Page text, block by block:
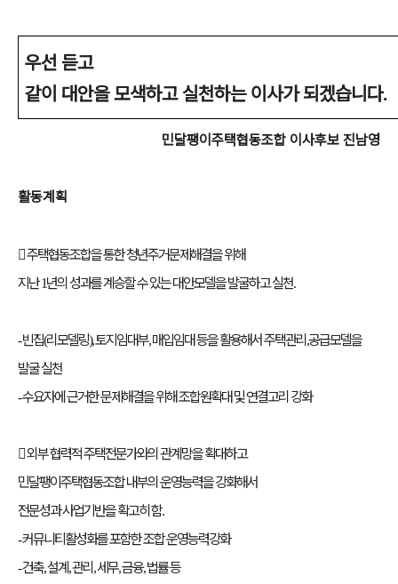
우선 듣고
같이 대안을 모색하고 실천하는 이사가 되겠습니다.
민달팽이주택협동조합 이사후보 진남영
활동계획
주택협동조합을 통한 청년주거문제해결을 위해
지난1년의 성과를 계승할 수 있는 대안모델을 발굴하고 실천.
-빈집(리모델링),토지임대부,매입임대 등을 활용해서 주택관리 ,공급모델을
발굴 실천
-수요자에 근거한 문제해결을 위해 조합원확대 및 연결고리 강화
외부 협력적 주택전문가와의 관계망을 확대하고
민달팽이주택협동조합 내부의 운영능력을 강화해서
전문성과 사업기반을 확고히 함.
-커뮤니티활성화를 포함한 조합 운영능력강화
-건축,설계 ,관리 ,세무,금융,법률 등